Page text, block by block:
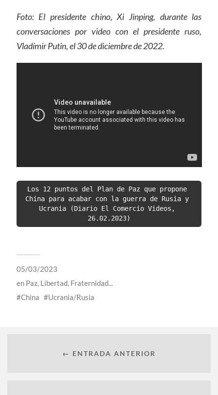
Foto: El presidente chino, Xi Jinping, durante las
conversaciones por video con el presidente ruso,
Vladímir Putin, el 30 de diciembre de 2022.
Los 12 puntos del Plan de Paz que propone
China para acabar con la guerra de Rusia y
Ucrania (Diario El Comercio Videos,
26.02.2023)
05/03/2023
en Paz, Libertad, Fraternidad...
China
Ucrania/Rusia
← ENTRADA ANTERIOR